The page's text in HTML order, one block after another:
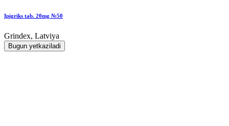
Ipigriks tab. 20mg №50
Grindex, Latviya
Bugun yetkaziladi